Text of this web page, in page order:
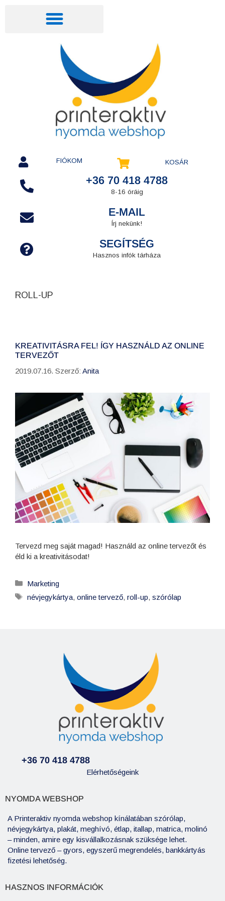
FIÓKOM KOSÁR
+36 70 418 4788
8-16 óráig
E-MAIL
Írj nekünk!
SEGÍTSÉG
Hasznos infók tárháza
ROLL-UP
KREATIVITÁSRA FEL! ÍGY HASZNÁLD AZ ONLINE
TERVEZŐT
2019.07.16. Szerző: Anita
Tervezd meg saját magad! Használd az online tervezőt és
éld ki a kreativitásodat!
Marketing
névjegykártya, online tervező, roll-up, szórólap
+36 70 418 4788
Elérhetőségeink
NYOMDA WEBSHOP
A Printeraktiv nyomda webshop kínálatában szórólap,
névjegykártya, plakát, meghívó, étlap, itallap, matrica, molinó
– minden, amire egy kisvállalkozásnak szüksége lehet.
Online tervező – gyors, egyszerű megrendelés, bankkártyás
fizetési lehetőség.
HASZNOS INFORMÁCIÓK